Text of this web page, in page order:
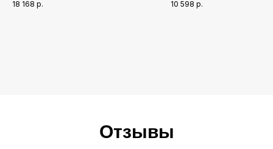
18 168 р. 10 598 р.
Отзывы